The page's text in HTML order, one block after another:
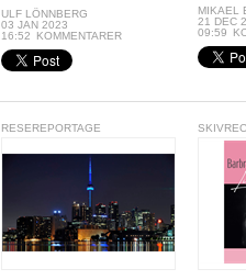
ULF LÖNNBERG
03 JAN 2023
16:52
KOMMENTARER
MIKAEL
21 DEC
09:59
RESEREPORTAGE